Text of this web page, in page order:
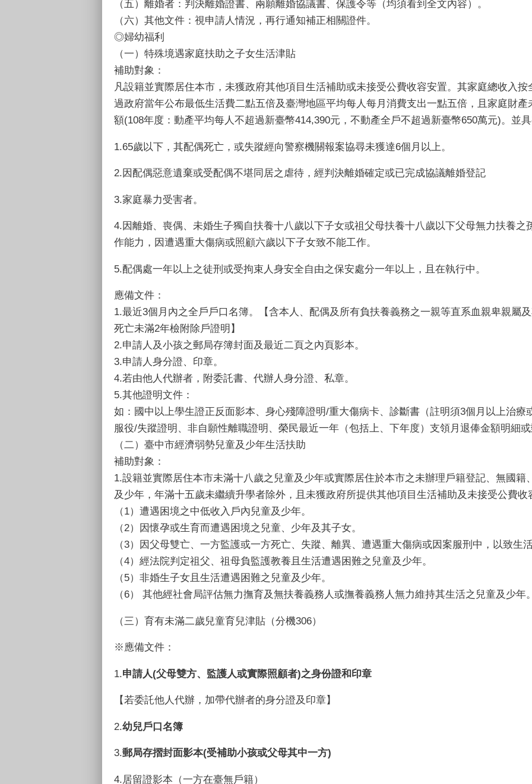
（五）離婚者：判決離婚證書、兩願離婚協議書、保護令等（均須看到全文內容）。
（六）其他文件：視申請人情況，再行通知補正相關證件。
◎婦幼福利
（一）特殊境遇家庭扶助之子女生活津貼
補助對象：
凡設籍並實際居住本市，未獲政府其他項目生活補助或未接受公費收容安置。其家庭總收入
過政府當年公布最低生活費二點五倍及臺灣地區平均每人每月消費支出一點五倍，且家庭財
額(108年度：動產平均每人不超過新臺幣414,390元，不動產全戶不超過新臺幣650萬元)。並
1.65歲以下，其配偶死亡，或失蹤經向警察機關報案協尋未獲達6個月以上。
2.因配偶惡意遺棄或受配偶不堪同居之虐待，經判決離婚確定或已完成協議離婚登記
3.家庭暴力受害者。
4.因離婚、喪偶、未婚生子獨自扶養十八歲以下子女或祖父母扶養十八歲以下父母無力扶養之
作能力，因遭遇重大傷病或照顧六歲以下子女致不能工作。
5.配偶處一年以上之徒刑或受拘束人身安全自由之保安處分一年以上，且在執行中。
應備文件：
1.最近3個月內之全戶戶口名簿。【含本人、配偶及所有負扶養義務之一親等直系血親卑親屬
死亡未滿2年檢附除戶證明】
2.申請人及小孩之郵局存簿封面及最近二頁之內頁影本。
3.申請人身分證、印章。
4.若由他人代辦者，附委託書、代辦人身分證、私章。
5.其他證明文件：
如：國中以上學生證正反面影本、身心殘障證明/重大傷病卡、診斷書（註明須3個月以上治療
服役/失蹤證明、非自願性離職證明、榮民最近一年（包括上、下年度）支領月退俸金額明
（二）臺中市經濟弱勢兒童及少年生活扶助
補助對象：
1.設籍並實際居住本市未滿十八歲之兒童及少年或實際居住於本市之未辦理戶籍登記、無國籍
及少年，年滿十五歲未繼續升學者除外，且未獲政府所提供其他項目生活補助及未接受公費
（1）遭遇困境之中低收入戶內兒童及少年。
（2）因懷孕或生育而遭遇困境之兒童、少年及其子女。
（3）因父母雙亡、一方監護或一方死亡、失蹤、離異、遭遇重大傷病或因案服刑中，以致生
（4）經法院判定祖父、祖母負監護教養且生活遭遇困難之兒童及少年。
（5）非婚生子女且生活遭遇困難之兒童及少年。
（6） 其他經社會局評估無力撫育及無扶養義務人或撫養義務人無力維持其生活之兒童及少年
（三）育有未滿二歲兒童育兒津貼（分機306）
※ 應備文件：
1. 申請人 (父母雙方、監護人或實際照顧者)之身份證和印章
【若委託他人代辦，加帶代辦者的身分證及印章】
2. 幼兒戶口名簿
3.郵局存摺封面影本(受補助小孩或父母其中一方)
4. 居留證影本（一方在臺無戶籍）